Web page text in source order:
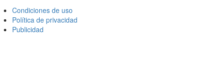
Condiciones de uso
Política de privacidad
Publicidad